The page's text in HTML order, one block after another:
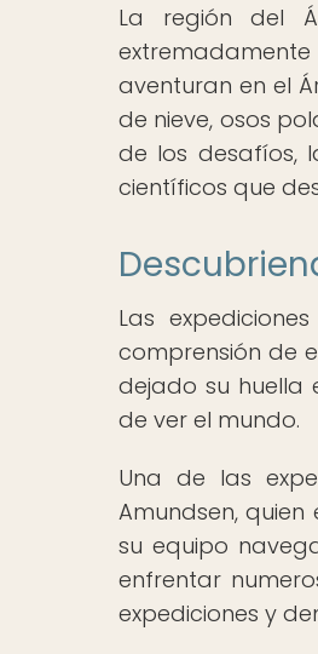
La región del
aventuran en el
de nieve, osos
de los desafíos,
científicos que
Las
comprensión de
dejado su huella
de ver el mundo.
Una de las
Amundsen, quien
su equipo
enfrentar
expediciones y